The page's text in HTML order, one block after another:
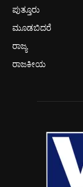
ಪುತ್ತೂರು
ಮೂಡಬಿದರೆ
ರಾಜ್ಯ
ರಾಜಕೀಯ